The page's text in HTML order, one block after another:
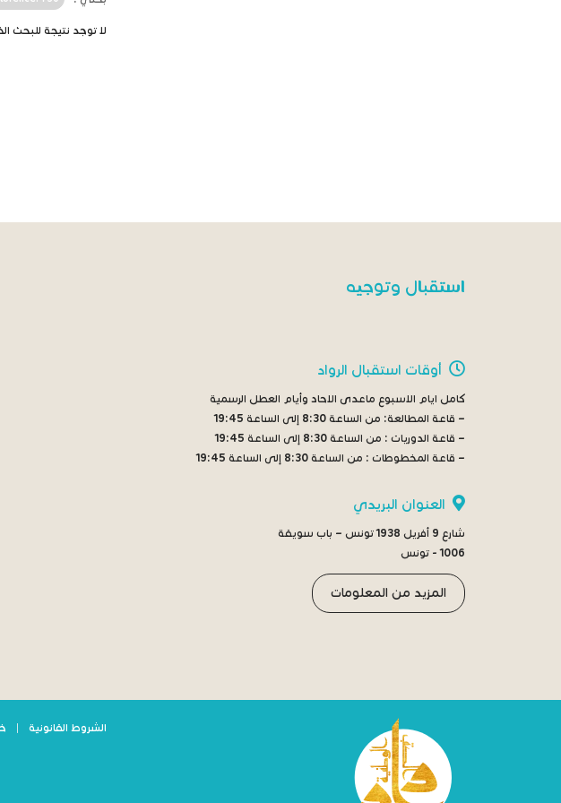
لا توجد نتيجة للبحث
استقبال وتوجيه
أوقات استقبال الرواد
كامل ايام الاسبوع ماعدى الاحاد وأيام العطل الرسمية
– قاعة المطالعة: من الساعة 8:30 إلى الساعة 19:45
– قاعة الدوريات : من الساعة 8:30 إلى الساعة 19:45
– قاعة المخطوطات : من الساعة 8:30 إلى الساعة 19:45
العنوان البريدي
شارع 9 أفريل 1938 تونس – باب سويقة
1006 - تونس
المزيد من المعلومات
الشروط القانونية |